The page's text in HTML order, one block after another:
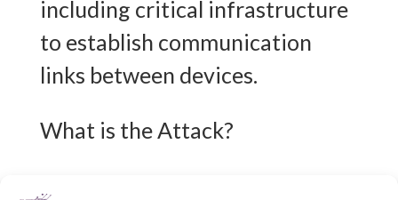
including critical infrastructure
to establish communication
links between devices.
What is the Attack?